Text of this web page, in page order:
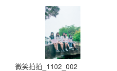
微笑拍拍_1102_002